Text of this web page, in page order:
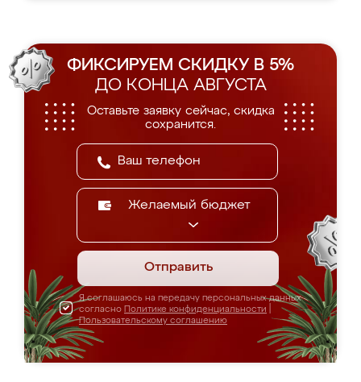
ФИКСИРУЕМ СКИДКУ В 5%
ДО КОНЦА АВГУСТА
Оставьте заявку сейчас, скидка
сохранится.
Желаемый бюджет
Отправить
Я соглашаюсь на передачу персональных данных
согласно Политике конфиденциальности
Пользовательскому соглашению